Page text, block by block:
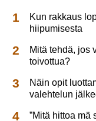
Kun rakkaus
hiipumisesta
Mitä tehdä, jos
toivottua?
Näin opit
valehtelun
”Mitä hittoa mä